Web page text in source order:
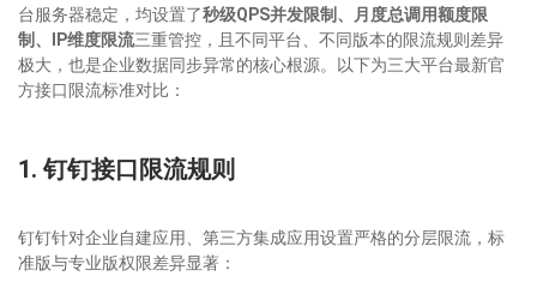
台服务器稳定，均设置了秒级QPS并发限制、月度总调用额度限
制、IP维度限流三重管控，且不同平台、不同版本的限流规则差异
极大，也是企业数据同步异常的核心根源。以下为三大平台最新官
方接口限流标准对比：
1. 钉钉接口限流规则
钉钉针对企业自建应用、第三方集成应用设置严格的分层限流，标
准版与专业版权限差异显著：